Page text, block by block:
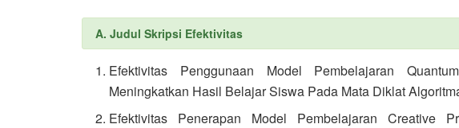
A. Judul Skripsi Efektivitas
Efektivitas Penggunaan Model Pembelajaran
Meningkatkan Hasil Belajar Siswa Pada Mata Diklat
Efektivitas Penerapan Model Pembelajaran Creative